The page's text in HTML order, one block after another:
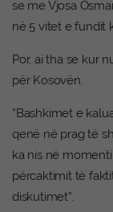
se me Vjosa
në 5 vitet e fundit
Por, ai tha se kur
për Kosovën.
“Bashkimet e
qenë në prag të
ka nis në
përcaktimit të
diskutimet”.